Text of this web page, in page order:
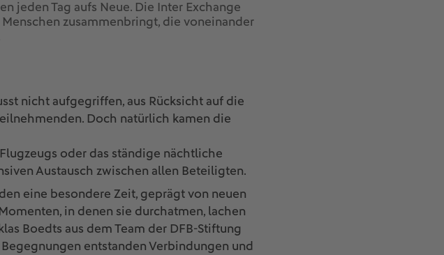
jeden Tag aufs Neue. Die Inter Exchange
zusammenbringt, die voneinander
nicht aufgegriffen, aus Rücksicht auf die
Doch natürlich kamen die
oder das ständige nächtliche
Austausch zwischen allen Beteiligten.
eine besondere Zeit, geprägt von neuen
in denen sie durchatmen, lachen
Boedts aus dem Team der DFB-Stiftung
entstanden Verbindungen und